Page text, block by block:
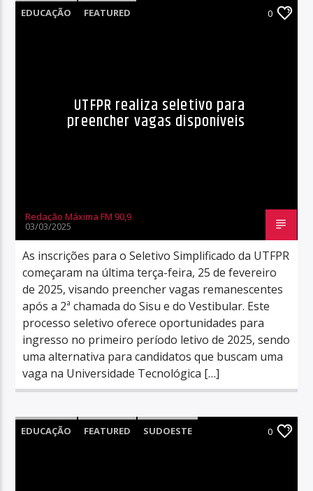
EDUCAÇÃO FEATURED 0
UTFPR realiza seletivo para
preencher vagas disponíveis
Redação Máxima FM 90,9
03/03/2025
As inscrições para o Seletivo Simplificado da UTFPR
começaram na última terça-feira, 25 de fevereiro
de 2025, visando preencher vagas remanescentes
após a 2ª chamada do Sisu e do Vestibular. Este
processo seletivo oferece oportunidades para
ingresso no primeiro período letivo de 2025, sendo
uma alternativa para candidatos que buscam uma
vaga na Universidade Tecnológica […]
EDUCAÇÃO FEATURED SUDOESTE 0